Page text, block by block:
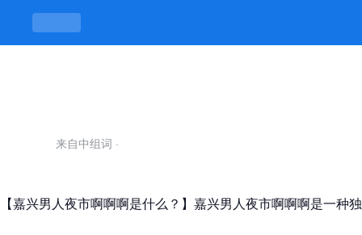
嘉兴男人夜市啊啊啊-凯发平台
来自中组词 ·
【嘉兴男人夜市啊啊啊是什么？】嘉兴男人夜市啊啊啊是一种